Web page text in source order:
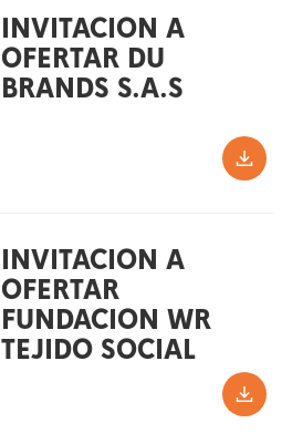
INVITACION A
OFERTAR DU
BRANDS S.A.S
INVITACION A
OFERTAR
FUNDACION WR
TEJIDO SOCIAL